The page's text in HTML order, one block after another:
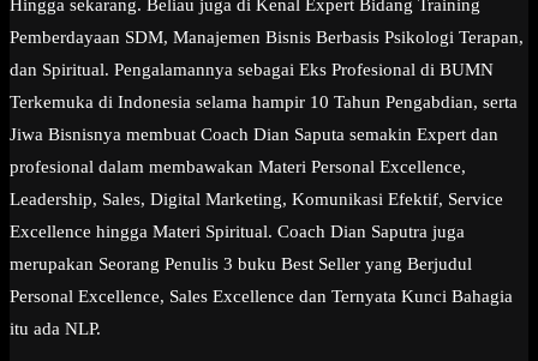
Hingga sekarang. Beliau juga di Kenal Expert Bidang Training
Pemberdayaan SDM, Manajemen Bisnis Berbasis Psikologi Terapan,
dan Spiritual. Pengalamannya sebagai Eks Profesional di BUMN
Terkemuka di Indonesia selama hampir 10 Tahun Pengabdian, serta
Jiwa Bisnisnya membuat Coach Dian Saputa semakin Expert dan
profesional dalam membawakan Materi Personal Excellence,
Leadership, Sales, Digital Marketing, Komunikasi Efektif, Service
Excellence hingga Materi Spiritual. Coach Dian Saputra juga
merupakan Seorang Penulis 3 buku Best Seller yang Berjudul
Personal Excellence, Sales Excellence dan Ternyata Kunci Bahagia
itu ada NLP.